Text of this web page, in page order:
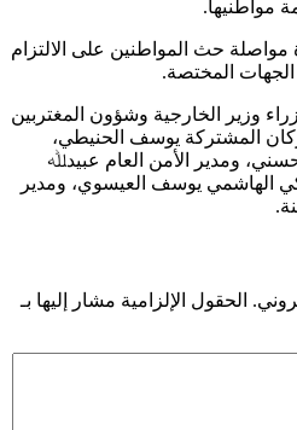
مواطنيها.
حث المواطنين على الالتزام
المختصة.
وزير الخارجية وشؤون المغتربين
المشتركة يوسف الحنيطي،
ومدير الأمن العام عبيدﷲ
الهاشمي يوسف العيسوي، ومدير
الحقول الإلزامية مشار إليها بـ